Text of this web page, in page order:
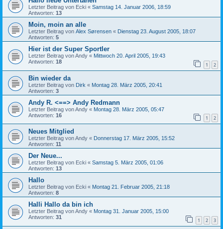
Letzter Beitrag von Ecki « Samstag 14. Januar 2006, 18:59
Antworten: 13
Moin, moin an alle
Letzter Beitrag von Alex Sørensen « Dienstag 23. August 2005, 18:07
Antworten: 5
Hier ist der Super Sportler
Letzter Beitrag vonAndy « Mittwoch 20. April 2005, 19:43
Antworten: 18 1 2
Bin wieder da
Letzter Beitrag von Dirk « Montag 28. März 2005, 20:41
Antworten: 3
Andy R. <==> Andy Redmann
Letzter Beitrag vonAndy « Montag 28. März 2005, 05:47
Antworten: 16 1 2
Neues Mitglied
Letzter Beitrag vonAndy « Donnerstag 17. März 2005, 15:52
Antworten: 11
Der Neue...
Letzter Beitrag von Ecki « Samstag 5. März 2005, 01:06
Antworten: 13
Hallo
Letzter Beitrag von Ecki « Montag 21. Februar 2005, 21:18
Antworten: 8
Halli Hallo da bin ich
Letzter Beitrag vonAndy « Montag 31. Januar 2005, 15:00
Antworten: 31 1 2 3